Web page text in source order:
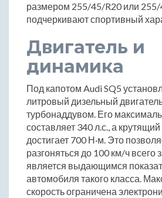
размером 255/45/R20 или 255/
подчеркивают спортивный
Двигатель и
динамика
Под капотом Audi SQ5
литровый дизельный
турбонаддувом. Его
составляет 340 л.с., а
достигает 700 Н·м. Это
разгоняться до 100 км/ч всего
является выдающимся
автомобиля такого класса.
скорость ограничена